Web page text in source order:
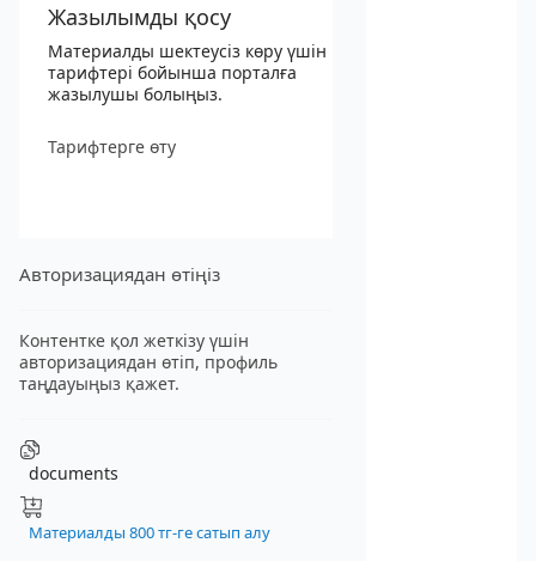
Жазылымды қосу
Материалды шектеусіз көру үшін
тарифтері бойынша порталға
жазылушы болыңыз.
Тарифтерге өту
Авторизациядан өтіңіз
Контентке қол жеткізу үшін
авторизациядан өтіп, профиль
таңдауыңыз қажет.
documents
Материалды 800 тг-ге сатып алу